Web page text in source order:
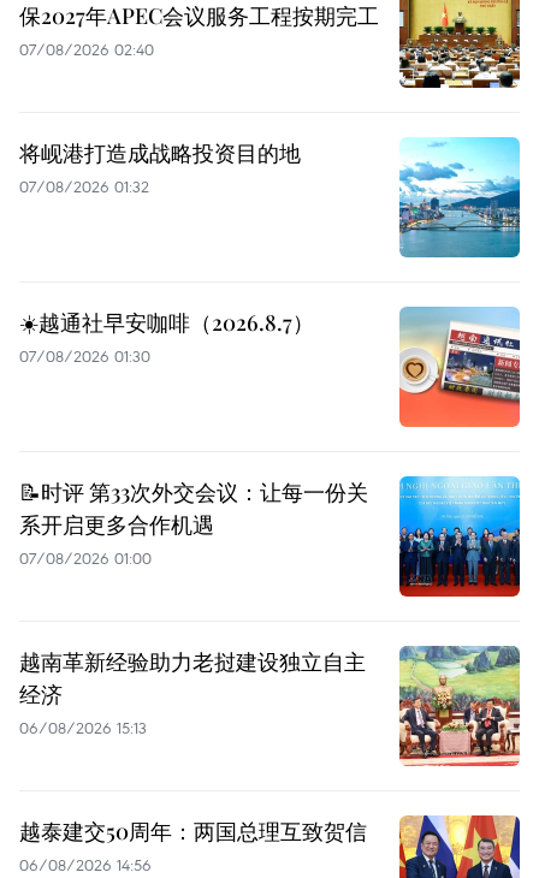
保2027年APEC会议服务工程按期完工
07/08/2026 02:40
将岘港打造成战略投资目的地
07/08/2026 01:32
☀️越通社早安咖啡（2026.8.7）
07/08/2026 01:30
📝时评 第33次外交会议：让每一份关
系开启更多合作机遇
07/08/2026 01:00
越南革新经验助力老挝建设独立自主
经济
06/08/2026 15:13
越泰建交50周年：两国总理互致贺信
06/08/2026 14:56